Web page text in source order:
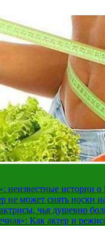
истории о
не может снять носки
чья душевно
Как актер и